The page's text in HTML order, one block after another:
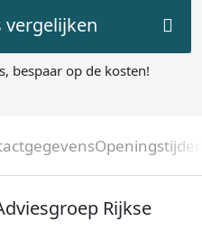
bespaar op de kosten!
Rijkse